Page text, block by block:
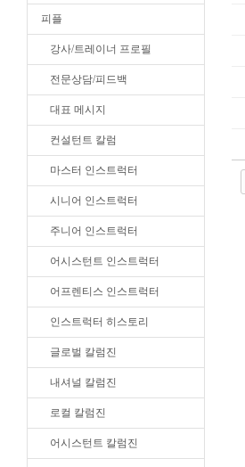
피플
강사/트레이너 프로필
전문상담/피드백
대표 메시지
컨설턴트 칼럼
마스터 인스트럭터
시니어 인스트럭터
주니어 인스트럭터
어시스턴트 인스트럭터
어프렌티스 인스트럭터
인스트럭터 히스토리
글로벌 칼럼진
내셔널 칼럼진
로컬 칼럼진
어시스턴트 칼럼진